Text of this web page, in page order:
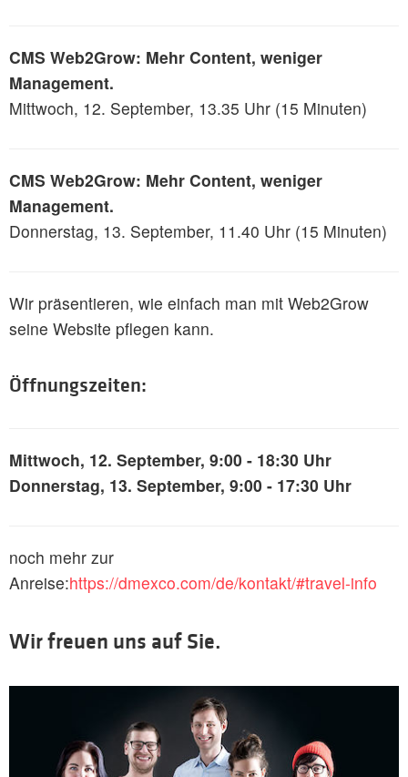
CMS Web2Grow: Mehr Content, weniger
Management.
Mittwoch, 12. September, 13.35 Uhr (15 Minuten)
CMS Web2Grow: Mehr Content, weniger
Management.
Donnerstag, 13. September, 11.40 Uhr (15 Minuten)
Wir präsentieren, wie einfach man mit Web2Grow
seine Website pflegen kann.
Öffnungszeiten:
Mittwoch, 12. September, 9:00 - 18:30 Uhr
Donnerstag, 13. September, 9:00 - 17:30 Uhr
noch mehr zur
Anreise:https://dmexco.com/de/kontakt/#travel-info
Wir freuen uns auf Sie.